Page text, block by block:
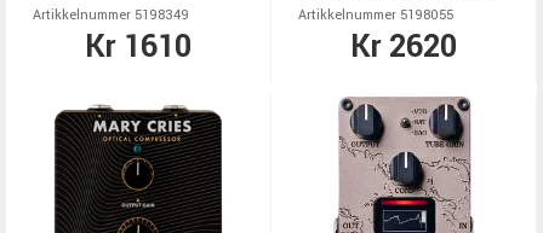
Artikkelnummer 5198349
Kr 1610
Artikkelnummer 5198055
Kr 2620